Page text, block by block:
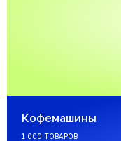
Кофемашины
1 000 ТОВАРОВ